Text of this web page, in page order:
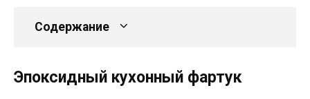
Содержание
Эпоксидный кухонный фартук